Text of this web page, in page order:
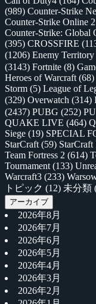
(989) Counter-Strike
Counter-Strike Online 2
Counter-Strike: Global
(395) CROSSFIRE
(1206) Enemy Territory
(3143) Fortnite (8)
Heroes of Warcraft (68)
Storm (5) League of
(329) Overwatch (314)
(2437) PUBG (252)
QUAKE LIVE (464)
Siege (19) SPECIAL
StarCraft (59) StarCraft
Team Fortress 2 (614)
Tournament (133)
Warcraft3 (233)
トピック (12) 未分類
アーカイブ
2026年8月
2026年7月
2026年6月
2026年5月
2026年4月
2026年3月
2026年2月